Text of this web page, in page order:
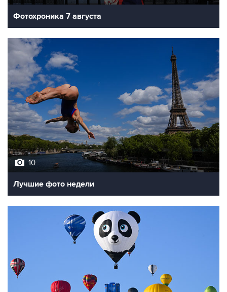
Фотохроника 7 августа
10
Лучшие фото недели